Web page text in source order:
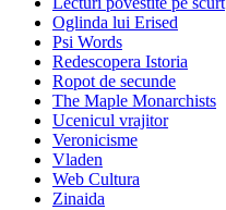
Oglinda lui Erised
Psi Words
Redescopera Istoria
Ropot de secunde
The Maple Monarchists
Ucenicul vrajitor
Veronicisme
Vladen
Web Cultura
Zinaida